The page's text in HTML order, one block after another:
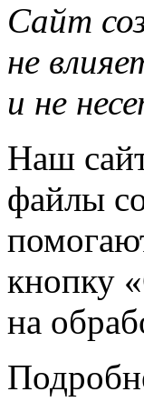
Сайт
не
и не
Наш
файлы
кнопку
на